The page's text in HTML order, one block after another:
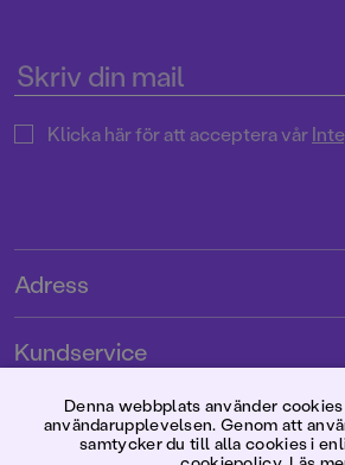
Klicka här för att acceptera vår
Adress
Tryckerigatan 4
Kundservice
Kontakta oss
Kundservice
FörlagetDenna webbplats använder
användarupplevelsen. Genom att
samtycker du till alla cookies i